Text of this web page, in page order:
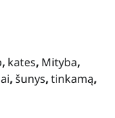
, kates, Mityba,
,šunys,tinkamą,